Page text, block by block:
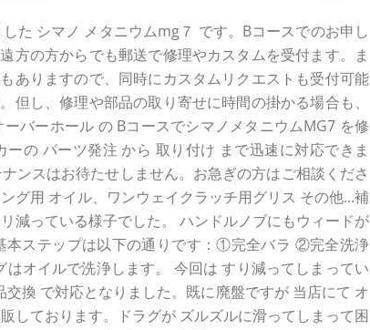
た シマノ メタニウムmg７ です。Bコースでのお申し
方の方からでも郵送で修理やカスタムを受付ます。ま
ありますので、同時にカスタムリクエストも受付可能
但し、修理や部品の取り寄せに時間の掛かる場合も、
バーホール の BコースでシマノメタニウムMG7 を修
の パーツ発注 から 取り付け まで迅速に対応できま
ンスはお待たせしません。お急ぎの方はご相談くださ
グ用 オイル、ワンウェイクラッチ用グリス その他...補
減っている様子でした。 ハンドルノブにもウィードが
本ステップは以下の通りです：①完全バラ ②完全洗浄
オイルで洗浄します。 今回は すり減ってしまってい
換 で対応となりました。既に廃盤ですが 当店にて オ
しております。ドラグが ズルズルに滑ってしまって困